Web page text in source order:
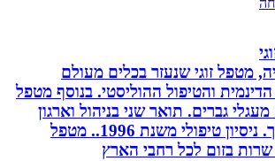
זוגי שנעזר בכלים מעולם
והטיפול ההוליסטי. בנוסף מטפל
גברים. תואר שני בניהול וארגון
מערכות חינוך. ניסיון טיפולי משנת 1996.. מטפל
בזום לכל רחבי הארץ